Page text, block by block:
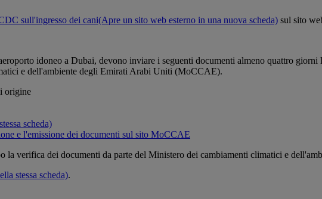
sull'ingresso dei cani(Apre un sito web esterno in una nuova scheda) sul sito
idoneo a Dubai, devono inviare i seguenti documenti almeno quattro
e dell'ambiente degli Emirati Arabi Uniti (MoCCAE).
origine
scheda)
e l'emissione dei documenti sul sito MoCCAE
la verifica dei documenti da parte del Ministero dei cambiamenti climatici e
stessa scheda).